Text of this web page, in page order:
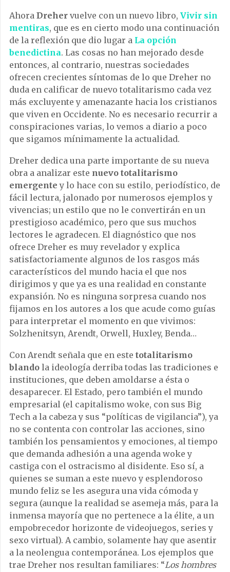
Ahora Dreher vuelve con un nuevo libro, Vivir sin
mentiras, que es en cierto modo una continuación
de la reflexión que dio lugar a La opción
benedictina. Las cosas no han mejorado desde
entonces, al contrario, nuestras sociedades
ofrecen crecientes síntomas de lo que Dreher no
duda en calificar de nuevo totalitarismo cada vez
más excluyente y amenazante hacia los cristianos
que viven en Occidente. No es necesario recurrir a
conspiraciones varias, lo vemos a diario a poco
que sigamos mínimamente la actualidad.
Dreher dedica una parte importante de su nueva
obra a analizar este nuevo totalitarismo
emergente y lo hace con su estilo, periodístico, de
fácil lectura, jalonado por numerosos ejemplos y
vivencias; un estilo que no le convertirán en un
prestigioso académico, pero que sus muchos
lectores le agradecen. El diagnóstico que nos
ofrece Dreher es muy revelador y explica
satisfactoriamente algunos de los rasgos más
característicos del mundo hacia el que nos
dirigimos y que ya es una realidad en constante
expansión. No es ninguna sorpresa cuando nos
fijamos en los autores a los que acude como guías
para interpretar el momento en que vivimos:
Solzhenitsyn, Arendt, Orwell, Huxley, Benda…
Con Arendt señala que en este totalitarismo
blando la ideología derriba todas las tradiciones e
instituciones, que deben amoldarse a ésta o
desaparecer. El Estado, pero también el mundo
empresarial (el capitalismo woke, con sus Big
Tech a la cabeza y sus “políticas de vigilancia”), ya
no se contenta con controlar las acciones, sino
también los pensamientos y emociones, al tiempo
que demanda adhesión a una agenda woke y
castiga con el ostracismo al disidente. Eso sí, a
quienes se suman a este nuevo y esplendoroso
mundo feliz se les asegura una vida cómoda y
segura (aunque la realidad se asemeja más, para la
inmensa mayoría que no pertenece a la élite, a un
empobrecedor horizonte de videojuegos, series y
sexo virtual). A cambio, solamente hay que asentir
a la neolengua contemporánea. Los ejemplos que
trae Dreher nos resultan familiares: “Los hombres